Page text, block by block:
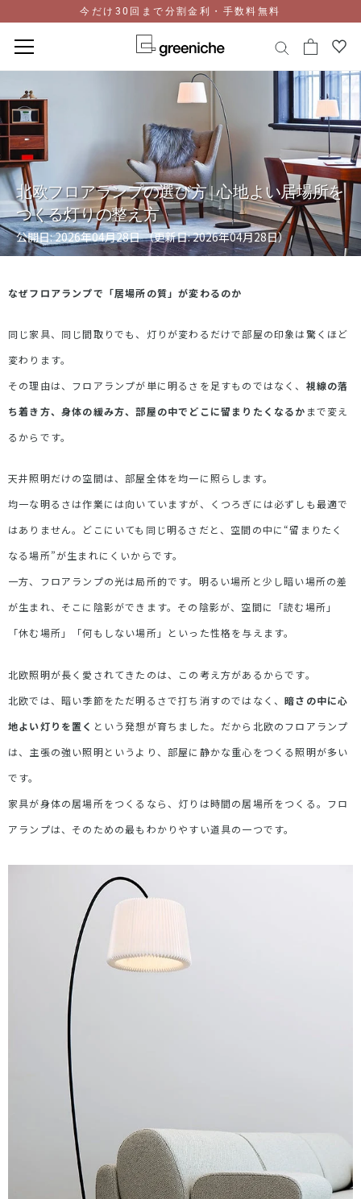
ン
ン
に
ス
キ
ッ
プ
今だけ30回まで分割金利・手数料無料
北欧フロアランプの選び方 | 心地よい居場所を
つくる灯りの整え方
公開日: 2026年04月28日 （更新日: 2026年04月28日）
なぜフロアランプで「居場所の質」が変わるのか
同じ家具、同じ間取りでも、灯りが変わるだけで部屋の印象は驚くほど
変わります。
その理由は、フロアランプが単に明るさを足すものではなく、 視線の落
ち着き方、身体の緩み方、部屋の中でどこに留まりたくなるか まで変え
るからです。
天井照明だけの空間は、部屋全体を均一に照らします。
均一な明るさは作業には向いていますが、くつろぎには必ずしも最適で
はありません。どこにいても同じ明るさだと、空間の中に“留まりたく
なる場所”が生まれにくいからです。
一方、フロアランプの光は局所的です。明るい場所と少し暗い場所の差
が生まれ、そこに陰影ができます。その陰影が、空間に「読む場所」
「休む場所」「何もしない場所」といった性格を与えます。
北欧照明が長く愛されてきたのは、この考え方があるからです。
北欧では、暗い季節をただ明るさで打ち消すのではなく、暗さの中に心
地よい灯りを置く という発想が育ちました。だから北欧のフロアランプ
は、主張の強い照明というより、部屋に静かな重心をつくる照明が多い
です。
家具が身体の居場所をつくるなら、灯りは時間の居場所をつくる。フロ
アランプは、そのための最もわかりやすい道具の一つです。